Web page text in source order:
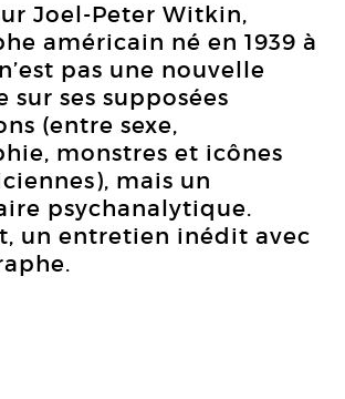
Joel-Peter Witkin,
américain né en 1939 à
pas une nouvelle
sur ses supposées
(entre sexe,
monstres et icônes
mais un
psychanalytique.
un entretien inédit avec